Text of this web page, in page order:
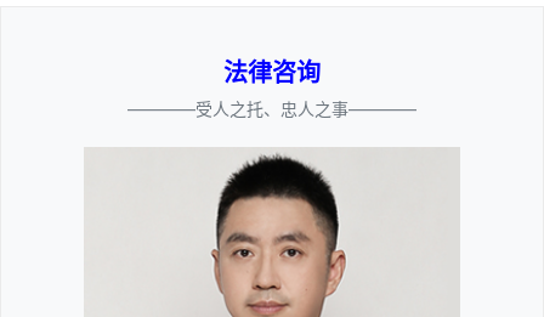
法律咨询
————受人之托、忠人之事————